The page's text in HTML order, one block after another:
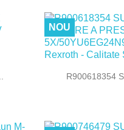

R900618354
NOU